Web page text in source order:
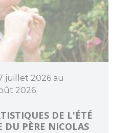
juillet 2026 au
2026
DE L'ÉTÉ
DU PÈRE NICOLAS